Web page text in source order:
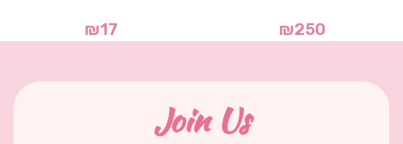
₪250
₪17
Join Us